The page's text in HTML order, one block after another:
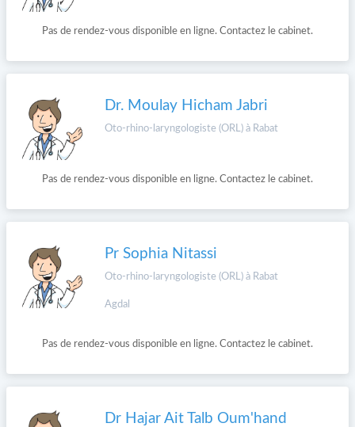
Pas de rendez-vous disponible en ligne. Contactez le cabinet.
Dr. Moulay Hicham Jabri
Oto-rhino-laryngologiste (ORL) à Rabat
Pas de rendez-vous disponible en ligne. Contactez le cabinet.
Pr Sophia Nitassi
Oto-rhino-laryngologiste (ORL) à Rabat
Agdal
Pas de rendez-vous disponible en ligne. Contactez le cabinet.
Dr Hajar Ait Talb Oum'hand